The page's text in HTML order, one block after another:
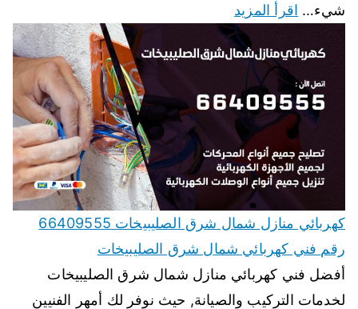
شيء… اقرأ المزيد
كهربائي منازل شمال شرق الصليبيخات 66409555
رقم فني كهربائي شمال شرق الصليبيخات
أفضل فني كهربائي منازل شمال شرق الصليبيخات
لخدمات التركيب والصيانة, حيث نوفر لك أمهر الفنيين